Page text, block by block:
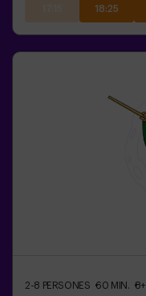
18:25
2-8 PERSONES 60 MIN. 8+